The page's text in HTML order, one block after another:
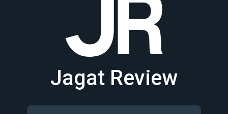
Jagat Review